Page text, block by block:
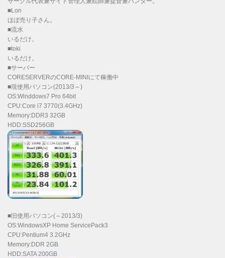
■Lon
ほぼ売り子さん。
■流水
いるだけ。
■toki
いるだけ。
■サーバー
CORESERVERのCORE-MINIにて稼働中
■現使用パソコン(2013/3～)
OS:Winddows7 Pro 64bit
CPU:Core i7 3770(3.4GHz)
Memory:DDR3 32GB
HDD:SSD256GB
■旧使用パソコン(～2013/3)
OS:WindowsXP Home ServicePack3
CPU:Pentium4 3.2GHz
Memory:DDR 2GB
HDD:SATA 200GB